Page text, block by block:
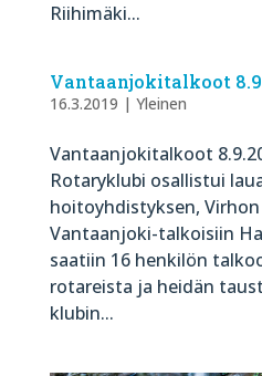
Riihimäki...
Vantaanjokitalkoot
16.3.2019 | Yleinen
Vantaanjokitalkoot
Rotaryklubi osallistui
hoitoyhdistyksen,
Vantaanjoki-talkoisiin
saatiin 16 henkilön
rotareista ja heidän
klubin...